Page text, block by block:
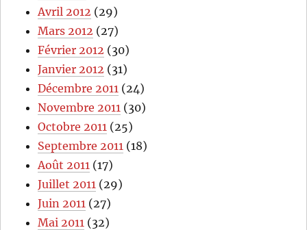
Avril 2012 (29)
Mars 2012 (27)
Février 2012 (30)
Janvier 2012 (31)
Décembre 2011 (24)
Novembre 2011 (30)
Octobre 2011 (25)
Septembre 2011 (18)
Août 2011 (17)
Juillet 2011 (29)
Juin 2011 (27)
Mai 2011 (32)